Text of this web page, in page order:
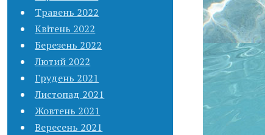
Травень 2022
Квітень 2022
Березень 2022
Лютий 2022
Грудень 2021
Листопад 2021
Жовтень 2021
Вересень 2021